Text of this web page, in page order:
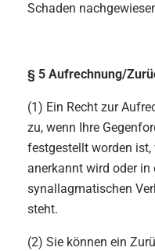
Schaden
§ 5 Aufrechnung/
(1) Ein Recht zur
zu, wenn Ihre
festgestellt worden
anerkannt wird oder in
synallagmatischen
steht.
(2) Sie können ein